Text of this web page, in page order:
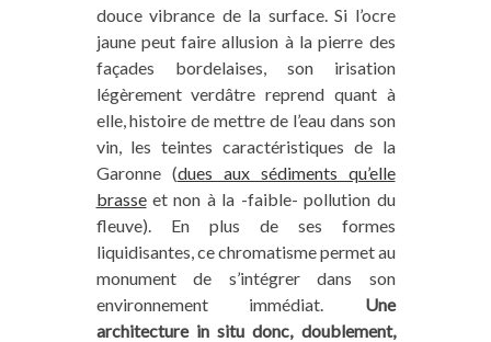
douce vibrance de la surface. Si l’ocre
jaune peut faire allusion à la pierre des
façades bordelaises, son irisation
légèrement verdâtre reprend quant à
elle, histoire de mettre de l’eau dans son
vin, les teintes caractéristiques de la
Garonne (dues aux sédiments qu’elle
brasseet non à la -faible- pollution du
fleuve). En plus de ses formes
liquidisantes, ce chromatisme permet au
monument de s’intégrer dans son
environnement immédiat. Une
architecture in situ donc, doublement,